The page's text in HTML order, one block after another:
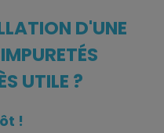
D'UNE
UTILE ?
!